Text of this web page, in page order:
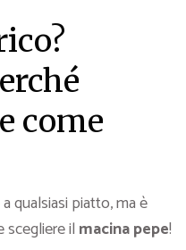
come
qualsiasi piatto, ma è
scegliere il macina pepe!